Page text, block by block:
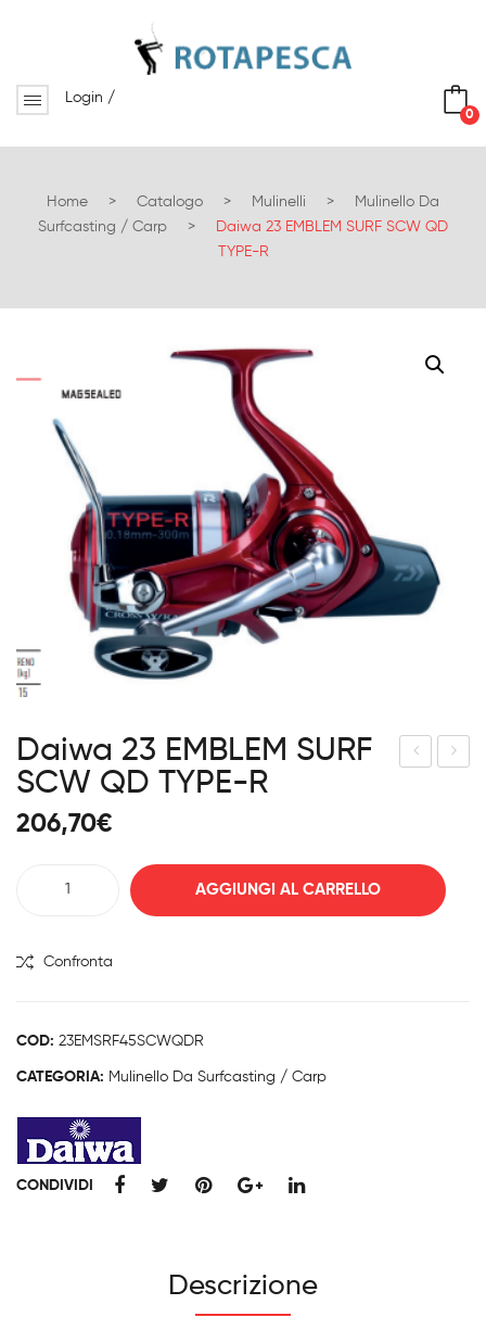
0
Login /
Home > Catalogo > Mulinelli >
Mulinello Da
Surfcasting / Carp
>
Daiwa 23 EMBLEM SURF SCW QD
TYPE-R
ALIS
BLE
Daiwa 23 EMBLEM SURF
SCW QD TYPE-R
206,70€
R
quantità
AGGIUNGI AL CARRELLO
Confronta
COD: 23EMSRF45SCWQDR
CATEGORIA: Mulinello Da Surfcasting / Carp
CONDIVIDI
Descrizione